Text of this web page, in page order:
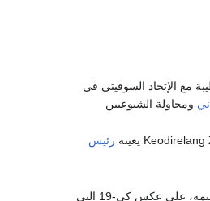
مع الإتحاد السوفيتي في
ومحاولة الشيوعيين
رئيس
، التي لم يلحقها أي أضرار جسيمة، على عكس كي-19 التي